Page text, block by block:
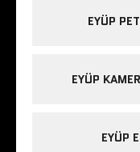
EYÜP
EYÜP
EYÜP